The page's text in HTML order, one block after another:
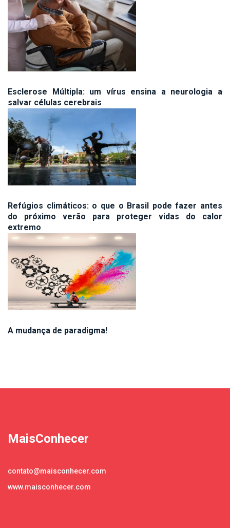
Esclerose Múltipla: um vírus ensina a neurologia a
salvar células cerebrais
Refúgios climáticos: o que o Brasil pode fazer antes
do próximo verão para proteger vidas do calor
extremo
A mudança de paradigma!
MaisConhecer
contato@maisconhecer.com
www.maisconhecer.com